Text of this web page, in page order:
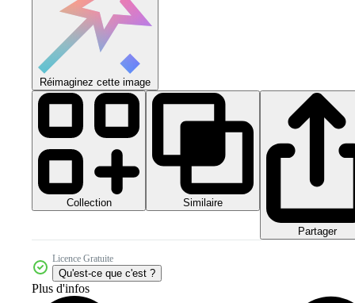
Réimaginez cette image
Collection Similaire
Partager
Licence Gratuite
Qu'est-ce que c'est ?
Plus d'infos